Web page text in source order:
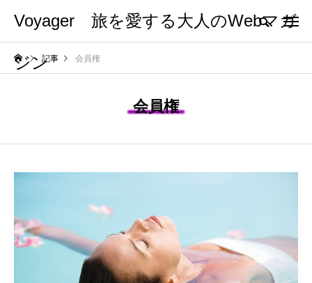
Voyager 旅を愛する大人のWebマガ
ジン記事 会員権
会員権